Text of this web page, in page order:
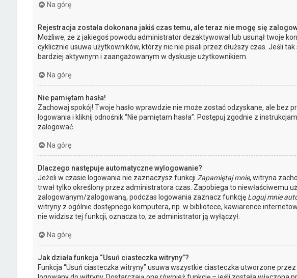
Na górę
Rejestracja została dokonana jakiś czas temu, ale teraz nie mogę się
Możliwe, że z jakiegoś powodu administrator dezaktywował lub usunął twoje
cyklicznie usuwa użytkowników, którzy nic nie pisali przez dłuższy czas. Jeśli
bardziej aktywnym i zaangażowanym w dyskusje użytkownikiem.
Na górę
Nie pamiętam hasła!
Zachowaj spokój! Twoje hasło wprawdzie nie może zostać odzyskane, ale bez
logowania i kliknij odnośnik “Nie pamiętam hasła”. Postępuj zgodnie z
zalogować.
Na górę
Dlaczego następuje automatyczne wylogowanie?
Jeżeli w czasie logowania nie zaznaczysz funkcji Zapamiętaj mnie, witryna
trwał tylko określony przez administratora czas. Zapobiega to niewłaściwemu
zalogowanym/zalogowaną, podczas logowania zaznacz funkcję Loguj mnie
witryny z ogólnie dostępnego komputera, np. w bibliotece, kawiarence
nie widzisz tej funkcji, oznacza to, że administrator ją wyłączył.
Na górę
Jak działa funkcja “Usuń ciasteczka witryny”?
Funkcja “Usuń ciasteczka witryny” usuwa wszystkie ciasteczka utworzone